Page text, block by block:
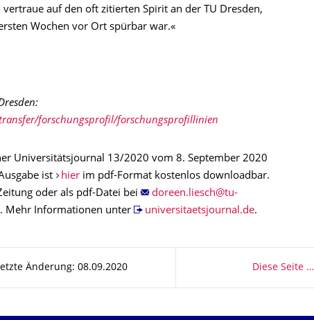
auf den oft zitierten Spirit an der TU Dresden,
Wochen vor Ort spürbar war.«
forschungsprofil/forschungsprofillinien
Universitätsjournal 13/2020 vom 8. September 2020
ist
hierim pdf-Format kostenlos downloadbar.
oder als pdf-Datei bei
Mehr Informationen unter
universitaetsjournal.de.
Änderung: 08.09.2020 Diese Seite …